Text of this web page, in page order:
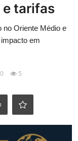
e tarifas
no Oriente Médio e
em
0 5